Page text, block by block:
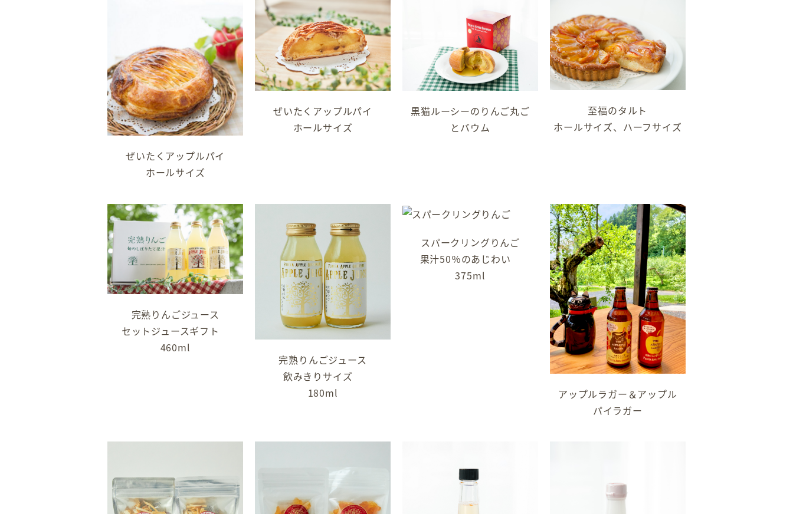
ぜいたくアップルパイ
ホールサイズ
ぜいたくアップルパイ
ホールサイズ
黒猫ルーシーのりんご丸ご
とバウム
至福のタルト
ホールサイズ、ハーフサイズ
完熟りんごジュース
セットジュースギフト
460ml
完熟りんごジュース
飲みきりサイズ
180ml
スパークリングりんご
果汁50％のあじわい
375ml
アップルラガー＆アップル
パイラガー